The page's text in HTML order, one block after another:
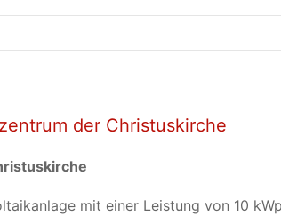
der Christuskirche
mit einer Leistung von 10 kWp